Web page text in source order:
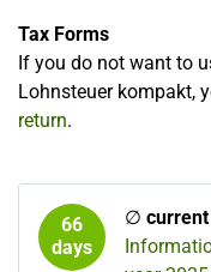
Tax Forms
If you do not want to
Lohnsteuer kompakt,
return.
66
days
∅ current